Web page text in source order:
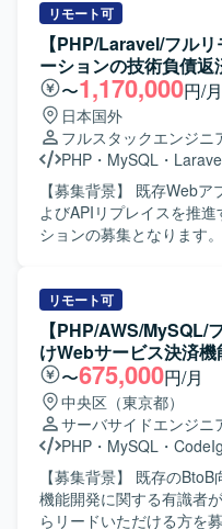
とができます。フロント
ラまで幅広い技術領域に
ンジニアとしてのスキル
【開発環境】 Reactを中
PHP／Ruby／Go／
を想定しております。
し、IaCを用いた構成管理
や AppRouter などのモダ
発も行っていただく可能
したポータルサイト開発に
環境】 LAMP環境、PHP
リモート可
【PHP/Laravel/フル
ーションの技術負債
〜1,170,000円/月
日本国外
フルスタックエンジニ
PHP ・ MySQL ・
【募集背景】 既存Web
よびAPIリプレイスを推
ションの募集となります。 【作業内容】 既存Webアプリケ
FuelPHP1.8）の仕様解
ます。 クリーンアーキ
計・実装を主導していた
い、設計・実装水準の底
質と納期のバランスを見
トしていただきます。 【求める人物像】 技術的な意思決定
を主体的に行いながら、
上げにコミットできる方
と向き合いながら、段階
きる方を求めています。
思想を言語化し、チーム
リモート可
【PHP/AWS/MySQL/
けWebサービス決済
〜675,000円/月
中央区（東京都）
サーバサイドエンジニ
PHP ・ MySQL ・
【募集背景】 既存の
機能開発に関する有識者
らリードいただける方を募集して